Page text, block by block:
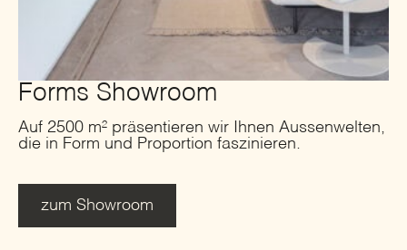
Forms Showroom
Auf 2500 m² präsentieren wir Ihnen Aussenwelten,
die in Form und Proportion faszinieren.
zum Showroom